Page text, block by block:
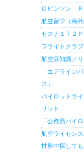
ロビンソン Ｒ
航空留学（海
セスナ１７２Ｐ
フライトクラ
航空豆知識／
「エアライン
ス」
パイロットラ
リット
「公務員パイ
航空ライセン
世界中探しても